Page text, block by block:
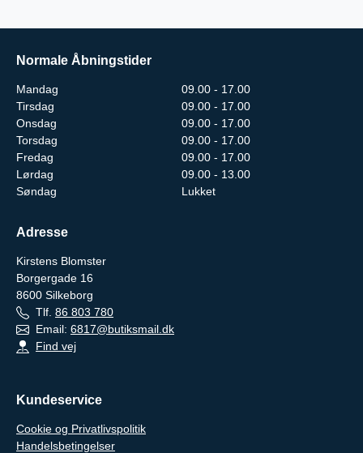
Normale Åbningstider
Mandag
09.00 - 17.00
Tirsdag
09.00 - 17.00
Onsdag
09.00 - 17.00
Torsdag
09.00 - 17.00
Fredag
09.00 - 17.00
Lørdag
09.00 - 13.00
Søndag
Lukket
Adresse
Kirstens Blomster
Borgergade 16
8600 Silkeborg
Tlf. 86 803 780
Email: 6817@butiksmail.dk
Find vej
Kundeservice
Cookie og Privatlivspolitik
Handelsbetingelser